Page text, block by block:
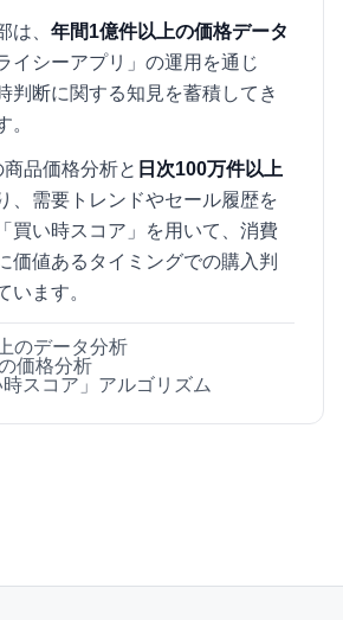
は、 年間1億件以上の価格データ
イシーアプリ」の運用を通じ
判断に関する知見を蓄積してき
。
品価格分析と 日次100万件以上
、需要トレンドやセール履歴を
買い時スコア」を用いて、消費
価値あるタイミングでの購入判
います。
のデータ分析
価格分析
スコア」アルゴリズム